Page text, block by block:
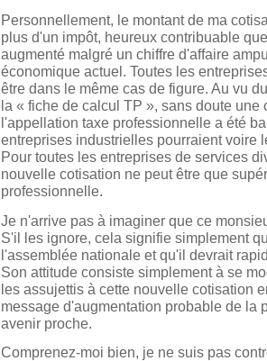
Personnellement, le montant de ma
plus d'un impôt, heureux contribuable
augmenté malgré un chiffre d'affaire
économique actuel. Toutes les
être dans le même cas de figure. Au vu
la « fiche de calcul TP », sans doute une
l'appellation taxe professionnelle a été
entreprises industrielles pourraient voire
Pour toutes les entreprises de services
nouvelle cotisation ne peut être que
professionnelle.
Je n'arrive pas à imaginer que ce
S'il les ignore, cela signifie simplement
l'assemblée nationale et qu'il devrait
Son attitude consiste simplement à se
les assujettis à cette nouvelle cotisation
message d'augmentation probable de la
avenir proche.
Comprenez-moi bien, je ne suis pas